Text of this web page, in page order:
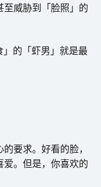
至威胁到「脸照」的
的「虾男」就是最
要求。好看的脸，
。但是，你喜欢的